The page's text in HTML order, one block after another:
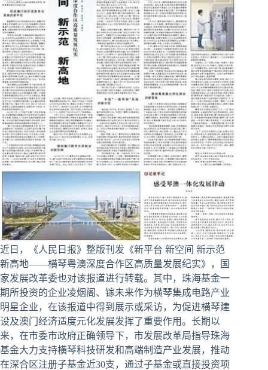
近日，《人民日报》整版刊发《新平台 新空间 新示范
新高地——横琴粤澳深度合作区高质量发展纪实》，国
家发展改革委也对该报道进行转载。其中，珠海基金一
期所投资的企业凌烟阁、镓未来作为横琴集成电路产业
明星企业，在该报道中得到展示或采访，为促进横琴建
设及澳门经济适度元化发展发挥了重要作用。长期以
来，在市委市政府正确领导下，市发展改革局指导珠海
基金大力支持横琴科技研发和高端制造产业发展，推动
在深合区注册子基金近30支，通过子基金或直接投资项